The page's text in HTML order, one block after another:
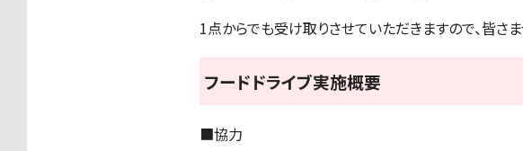
1点からでも受け取りさせていただきますので、皆さ
フードドライブ実施概要
■協力